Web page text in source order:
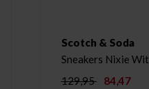
Scotch & Soda
Sneakers Nixie Wit
129,95
84,47